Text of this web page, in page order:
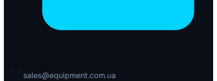
sales@equipment.com.ua